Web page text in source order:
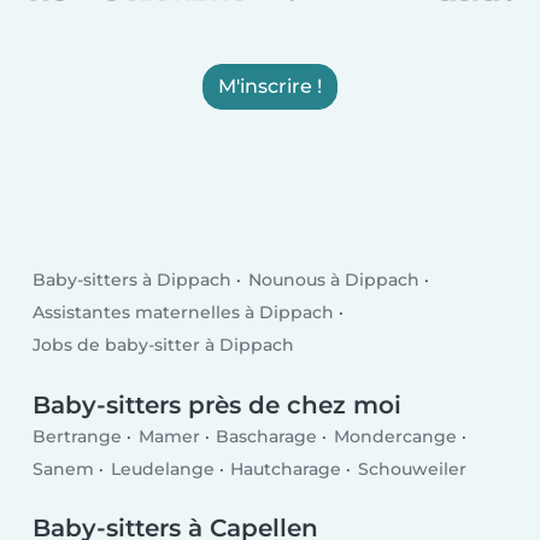
M'inscrire !
Baby-sitters à Dippach
Nounous à Dippach
Assistantes maternelles à Dippach
Jobs de baby-sitter à Dippach
Baby-sitters près de chez moi
Bertrange Mamer Bascharage
Mondercange
Sanem
Leudelange Hautcharage Schouweiler
Baby-sitters à Capellen